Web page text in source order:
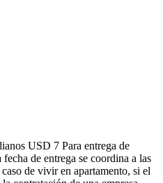
USD 7 Para entrega de
de entrega se coordina a las
de vivir en apartamento, si el